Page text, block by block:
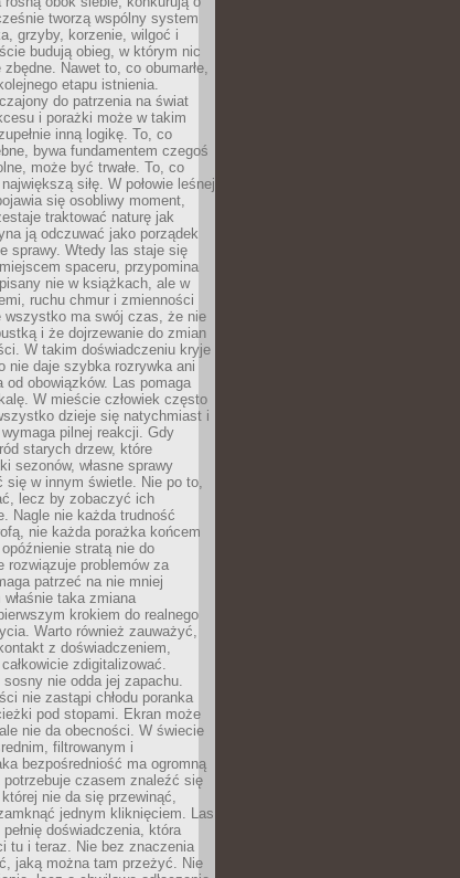
tworzą wspólny system
grzyby, korzenie, wilgoć i
budują obieg, w którym nic
zbędne. Nawet to, co obumarłe,
etapu istnienia.
do patrzenia na świat
i porażki może w takim
inną logikę. To, co
bywa fundamentem czegoś
może być trwałe. To, co
siłę. W połowie leśnej
się osobliwy moment,
traktować naturę jak
ją odczuwać jako porządek
sprawy. Wtedy las staje się
spaceru, przypomina
nie w książkach, ale w
ruchu chmur i zmienności
wszystko ma swój czas, że nie
i że dojrzewanie do zmian
W takim doświadczeniu kryje
nie daje szybka rozrywka ani
od obowiązków. Las pomaga
W mieście człowiek często
dzieje się natychmiast i
pilnej reakcji. Gdy
starych drzew, które
sezonów, własne sprawy
się w innym świetle. Nie po to,
lecz by zobaczyć ich
Nagle nie każda trudność
nie każda porażka końcem
stratą nie do
rozwiązuje problemów za
patrzeć na nie mniej
taka zmiana
krokiem do realnego
Warto również zauważyć,
z doświadczeniem,
zdigitalizować.
nie odda jej zapachu.
nie zastąpi chłodu poranka
pod stopami. Ekran może
nie da obecności. W świecie
filtrowanym i
bezpośredniość ma ogromną
potrzebuje czasem znaleźć się
nie da się przewinąć,
jednym kliknięciem. Las
doświadczenia, która
tu i teraz. Nie bez znaczenia
jaką można tam przeżyć. Nie